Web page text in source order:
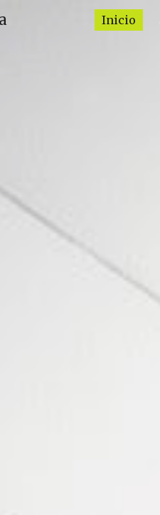
Skip to main content
Inicio